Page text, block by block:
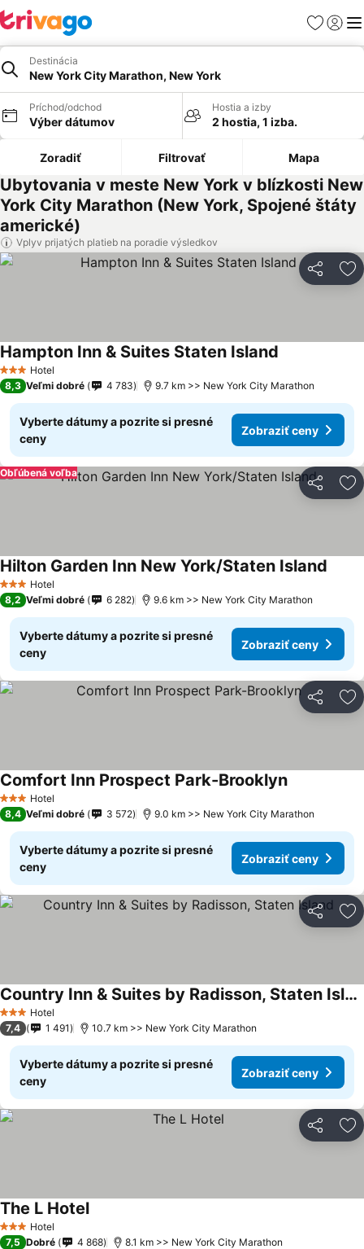
Obľúbené
Destinácia
New York City Marathon, New York
Príchod/odchod
Výber dátumov
Hostia a izby
2 hostia, 1 izba.
Zoradiť Filtrovať Mapa
Ubytovania v meste New York v blízkosti New
York City Marathon (New York, Spojené štáty
americké)
Vplyv prijatých platieb na poradie výsledkov
Zdieľať
3 Počet hviezdičiek
Hotel
Hampton Inn & Suites Staten Island
8,3 Veľmi dobré 4 783 9.7 km >> New York City Marathon
Vyberte dátumy a pozrite si presné
ceny
Zobraziť ceny
Zdieľať
Obľúbená voľba
3 Počet hviezdičiek
Hotel
Hilton Garden Inn New York/Staten Island
8,2 Veľmi dobré 6 282 9.6 km >> New York City Marathon
Vyberte dátumy a pozrite si presné
ceny
Zobraziť ceny
Zdieľať
3 Počet hviezdičiek
Hotel
Comfort Inn Prospect Park-Brooklyn
8,4 Veľmi dobré 3 572 9.0 km >> New York City Marathon
Vyberte dátumy a pozrite si presné
ceny
Zobraziť ceny
Zdieľať
3 Počet hviezdičiek
Hotel
Country Inn & Suites by Radisson, Staten Island
7,4 1 491 10.7 km >> New York City Marathon
Vyberte dátumy a pozrite si presné
ceny
Zobraziť ceny
Zdieľať
3 Počet hviezdičiek
Hotel
The L Hotel
7,5 Dobré 4 868 8.1 km >> New York City Marathon